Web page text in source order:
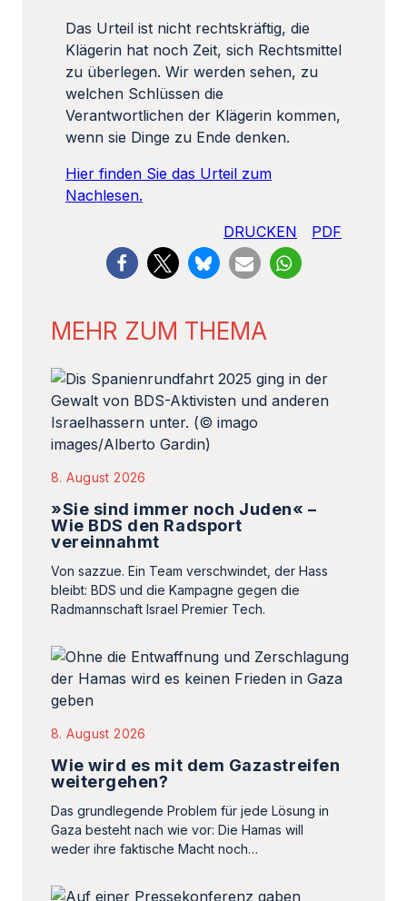
Das Urteil ist nicht rechtskräftig, die
Klägerin hat noch Zeit, sich Rechtsmittel
zu überlegen. Wir werden sehen, zu
welchen Schlüssen die
Verantwortlichen der Klägerin kommen,
wenn sie Dinge zu Ende denken.
Hier finden Sie das Urteil zum
Nachlesen.
DRUCKEN
PDF
MEHR ZUM THEMA
8. August 2026
»Sie sind immer noch Juden« –
Wie BDS den Radsport
vereinnahmt
Von sazzue. Ein Team verschwindet, der Hass
bleibt: BDS und die Kampagne gegen die
Radmannschaft Israel Premier Tech.
8. August 2026
Wie wird es mit dem Gazastreifen
weitergehen?
Das grundlegende Problem für jede Lösung in
Gaza besteht nach wie vor: Die Hamas will
weder ihre faktische Macht noch…